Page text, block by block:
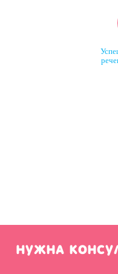
Нужна